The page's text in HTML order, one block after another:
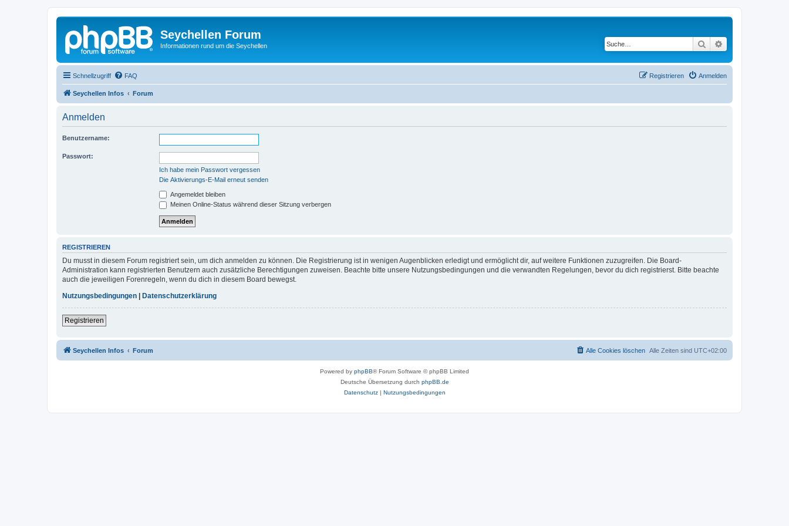
Seychellen Forum
Informationen rund um die Seychellen Suche
Schnellzugriff FAQ Anmelden
Registrieren
Seychellen Infos Forum
Anmelden
Benutzername:
Passwort:
Ich habe mein Passwort vergessen
Die Aktivierungs-E-Mail erneut senden
Angemeldet bleiben
Meinen Online-Status während dieser Sitzung verbergen
REGISTRIEREN
Du musst in diesem Forum registriert sein, um dich anmelden zu können. Die Registrierung ist in wenigen Augenblicken erledigt und ermöglicht dir, auf weitere Funktionen zuzugreifen. Die Board-
Administration kann registrierten Benutzern auch zusätzliche Berechtigungen zuweisen. Beachte bitte unsere Nutzungsbedingungen und die verwandten Regelungen, bevor du dich registrierst. Bitte beachte
auch die jeweiligen Forenregeln, wenn du dich in diesem Board bewegst.
Nutzungsbedingungen
Datenschutzerklärung
Registrieren
Seychellen Infos Forum Alle Zeiten sind UTC+02:00
Alle Cookies löschen
Powered by phpBB® Forum Software © phpBB Limited
Deutsche Übersetzung durch phpBB.de
Datenschutz| Nutzungsbedingungen